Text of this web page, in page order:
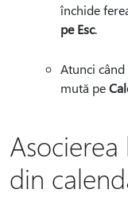
închide
pe Esc.
Atunci
mută pe
din